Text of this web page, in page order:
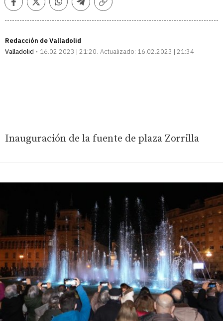
FacebookTwitterWhatsappTelegramCopiar
Redacción de Valladolid
Valladolid
16.02.2023 | 21:20 Actualizado: 16.02.2023 | 21:34
Inauguración de la fuente de plaza Zorrilla